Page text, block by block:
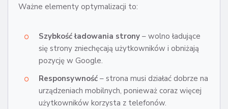
Ważne elementy optymalizacji to:
Szybkość ładowania strony – wolno ładujące
się strony zniechęcają użytkowników i obniżają
pozycję w Google.
Responsywność – strona musi działać dobrze na
urządzeniach mobilnych, ponieważ coraz więcej
użytkowników korzysta z telefonów.